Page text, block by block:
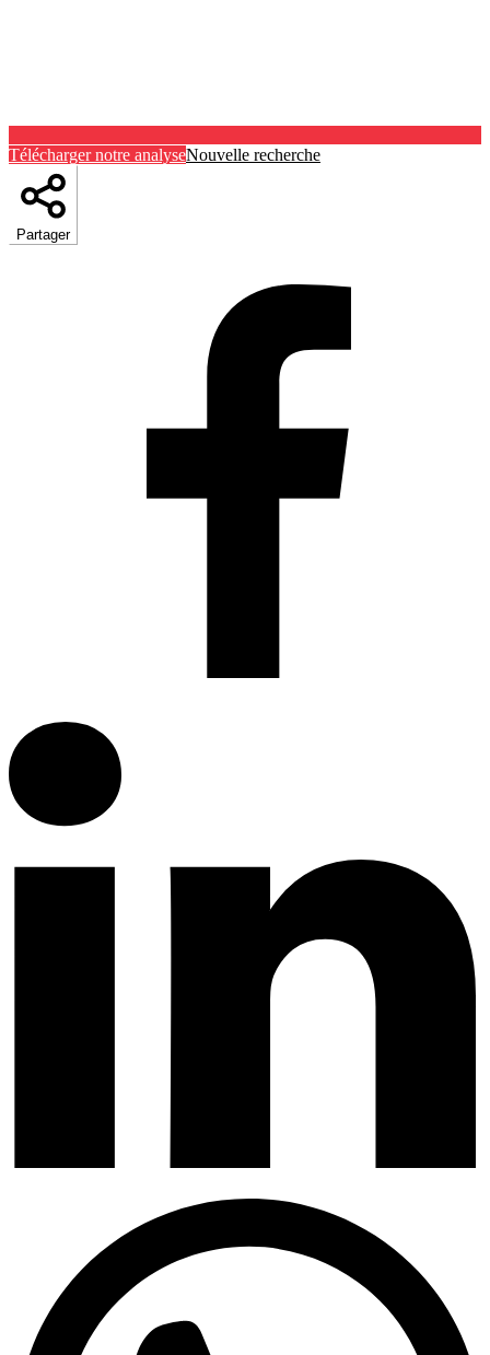
Télécharger notre analyseNouvelle recherche
Partager